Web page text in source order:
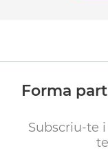
Forma
Subscriu-te